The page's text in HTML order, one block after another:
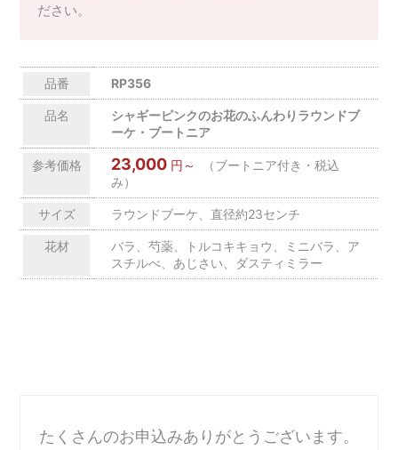
ださい。
品番 RP356
品名
シャギーピンクのお花のふんわりラウンドブ
ーケ・ブートニア
参考価格 23,000 円～
（ブートニア付き・税込
み）
サイズ ラウンドブーケ、直径約23センチ
花材
バラ、芍薬、トルコキキョウ、ミニバラ、ア
スチルべ、あじさい、ダスティミラー
たくさんのお申込みありがとうございます。